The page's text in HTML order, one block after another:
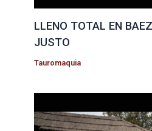
LLENO TOTAL EN
JUSTO
Tauromaquia